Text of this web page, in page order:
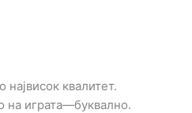
квалитет.
на играта—буквално.